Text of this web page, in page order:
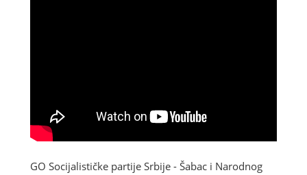
GO Socijalističke partije Srbije - Šabac i Narodnog